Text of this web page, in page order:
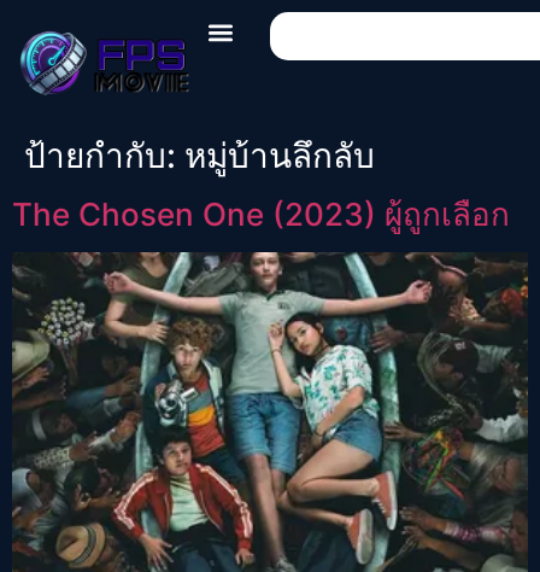
ป้ายกำกับ: หมู่บ้านลึกลับ
The Chosen One (2023) ผู้ถูกเลือก